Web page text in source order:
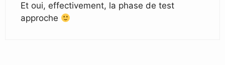
Et oui, effectivement, la phase de test
approche